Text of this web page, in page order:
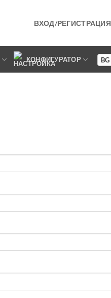
ВХОД/РЕГИСТРАЦИЯ
КОНФИГУРАТОР